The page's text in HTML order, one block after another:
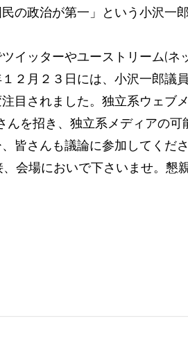
の政治が第一」という小沢一
イッターやユーストリーム(ネ
２月２３日には、小沢一郎議
目されました。独立系ウェブ
んを招き、独立系メディアの
皆さんも議論に参加してくださ
会場においで下さいませ。懇